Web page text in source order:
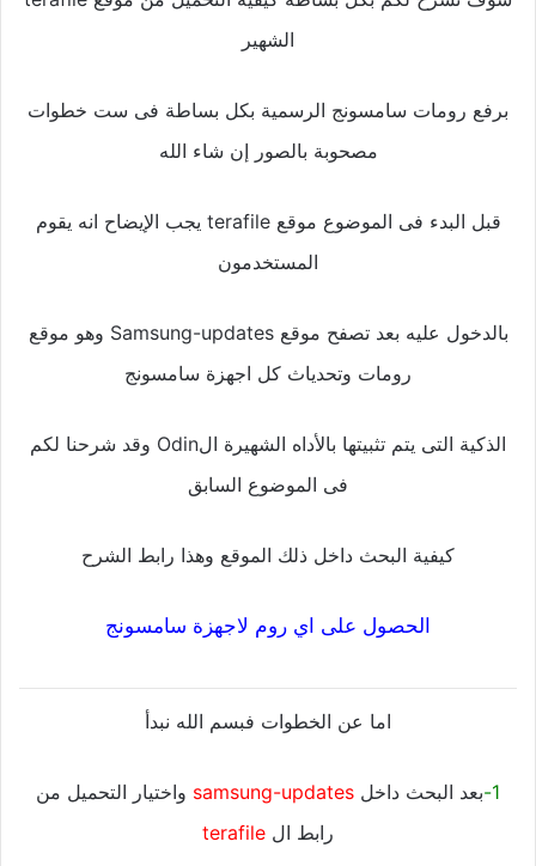
الشهير
برفع رومات سامسونج الرسمية بكل بساطة فى ست خطوات
مصحوبة بالصور إن شاء الله
قبل البدء فى الموضوع موقع terafile يجب الإيضاح انه يقوم
المستخدمون
بالدخول عليه بعد تصفح موقع Samsung-updates وهو موقع
رومات وتحدياث كل اجهزة سامسونج
الذكية التى يتم تثبيتها بالأداه الشهيرة الOdin وقد شرحنا لكم
فى الموضوع السابق
كيفية البحث داخل ذلك الموقع وهذا رابط الشرح
الحصول على اي روم لاجهزة سامسونج
اما عن الخطوات فبسم الله نبدأ
1- بعد البحث داخل samsung-updates واختيار التحميل من
رابط ال terafile